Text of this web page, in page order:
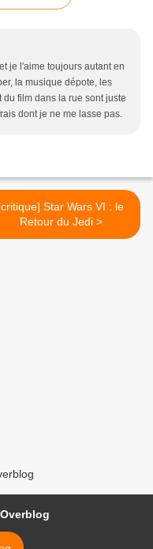
je l'aime toujours autant en
la musique dépote, les
film dans la rue sont juste
dont je ne me lasse pas.
Star Wars VI : le
Retour du Jedi >